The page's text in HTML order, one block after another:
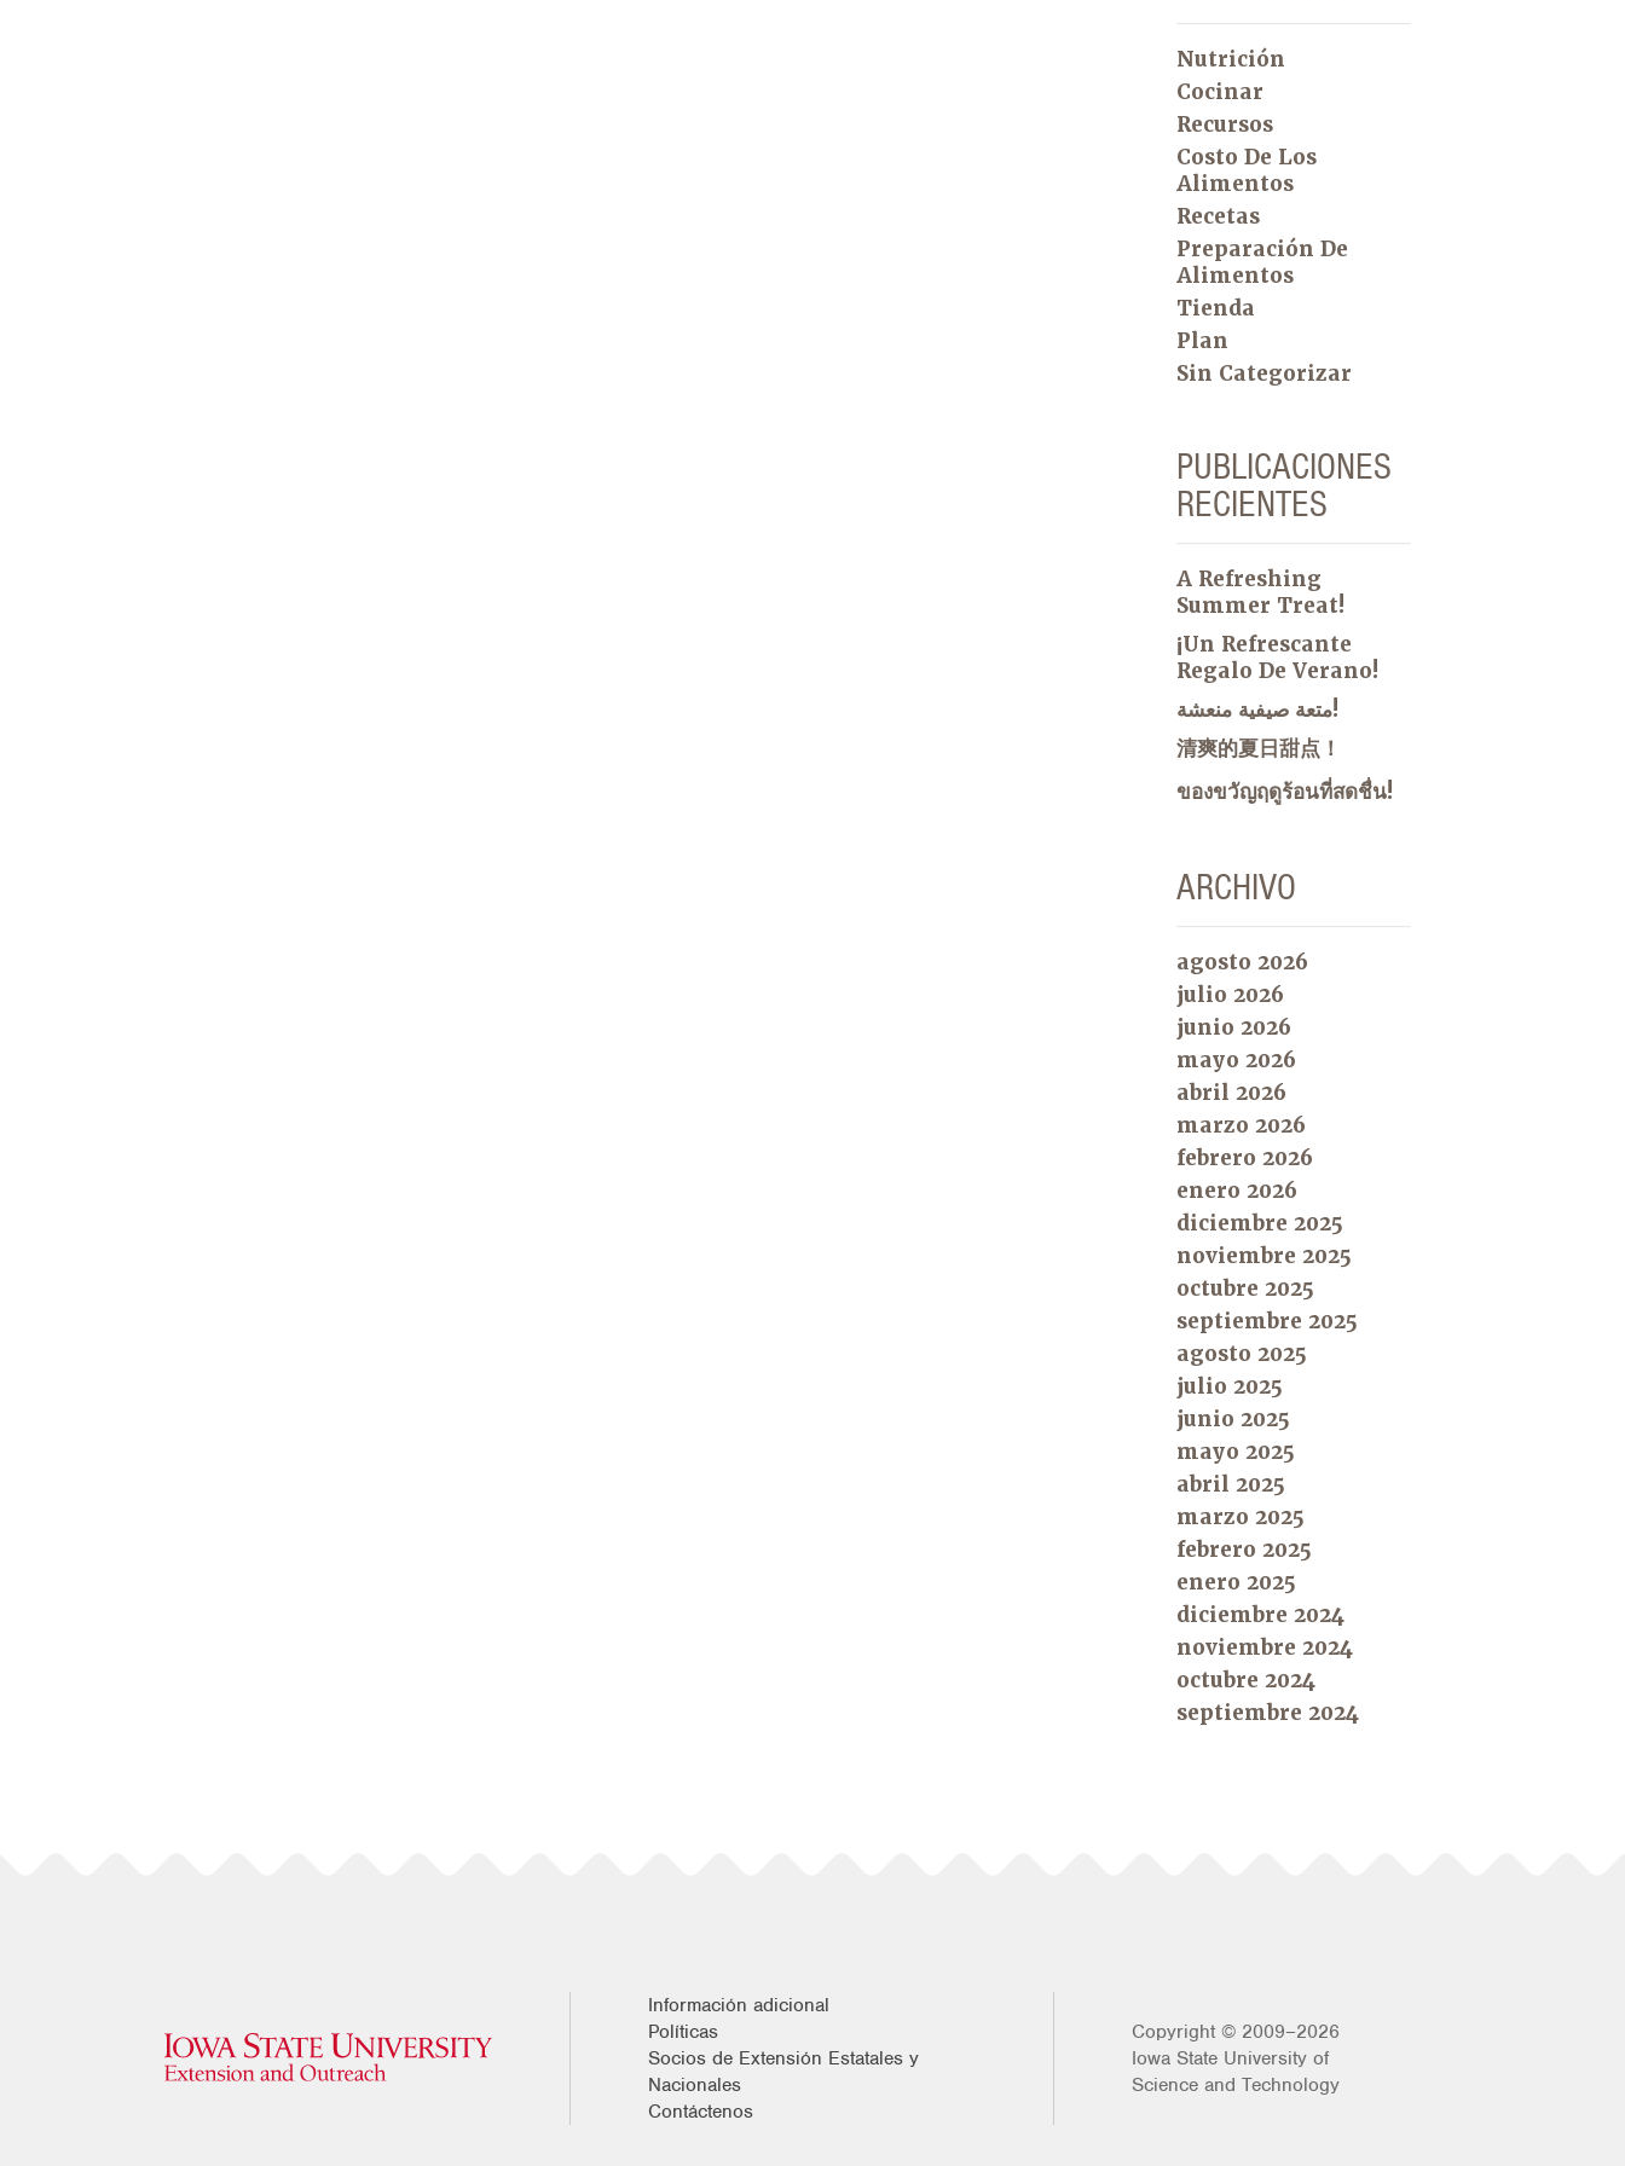
Nutrición
Cocinar
Recursos
Costo De Los
Alimentos
Recetas
Preparación De
Alimentos
Tienda
Plan
Sin Categorizar
PUBLICACIONES
RECIENTES
A Refreshing
Summer Treat!
¡Un Refrescante
Regalo De Verano!
متعة صيفية منعشة!
清爽的夏日甜点！
ของขวัญฤดูร้อนที่สดชื่น!
ARCHIVO
agosto 2026
julio 2026
junio 2026
mayo 2026
abril 2026
marzo 2026
febrero 2026
enero 2026
diciembre 2025
noviembre 2025
octubre 2025
septiembre 2025
agosto 2025
julio 2025
junio 2025
mayo 2025
abril 2025
marzo 2025
febrero 2025
enero 2025
diciembre 2024
noviembre 2024
octubre 2024
septiembre 2024
Información adicional
Políticas
Socios de Extensión Estatales y
Nacionales
Contáctenos
Copyright © 2009–2026
Iowa State University of
Science and Technology